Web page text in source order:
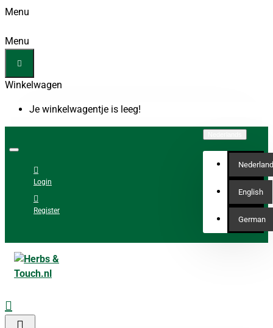
Menu
Menu
Winkelwagen
Je winkelwagentje is leeg!
Login
Register
English
German